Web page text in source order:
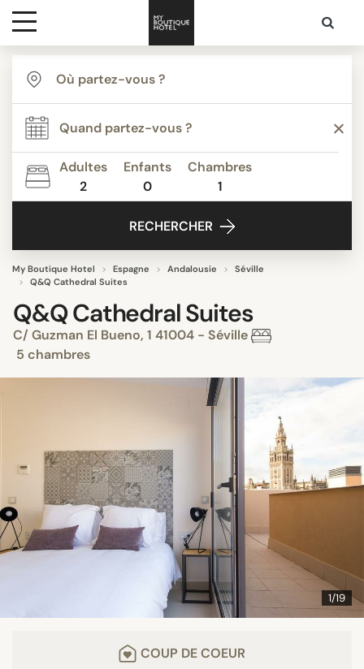
Destinations
Inspiration
Media
Adultes
2
Enfants
0
Chambres
1
RECHERCHER
My Boutique Hotel Espagne Andalousie
Séville
Q&Q Cathedral Suites
Q&Q Cathedral Suites
C/ Guzman El Bueno, 1 41004 - Séville
5 chambres
1/19
COUP DE COEUR